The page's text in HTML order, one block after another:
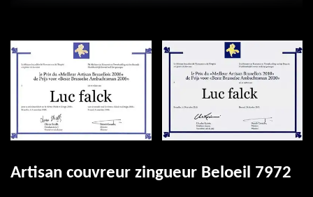
Artisan couvreur zingueur Beloeil 7972